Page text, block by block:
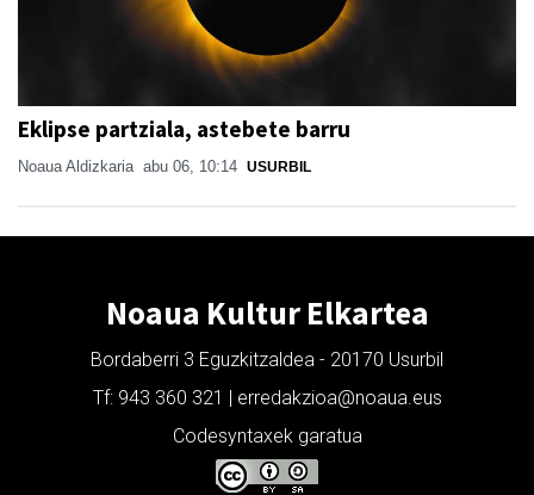
Eklipse partziala, astebete barru
Noaua Aldizkaria abu 06, 10:14 USURBIL
Noaua Kultur Elkartea
Bordaberri 3 Eguzkitzaldea - 20170 Usurbil
Tf: 943 360 321 | erredakzioa@noaua.eus
Codesyntaxek garatua